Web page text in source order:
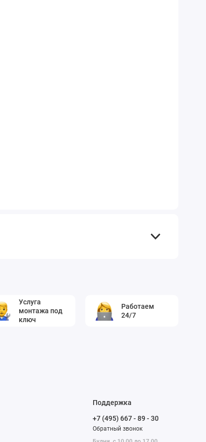
Услуга
монтажа под
ключ
Работаем
24/7
Поддержка
+7 (495) 667 - 89 - 30
Обратный звонок